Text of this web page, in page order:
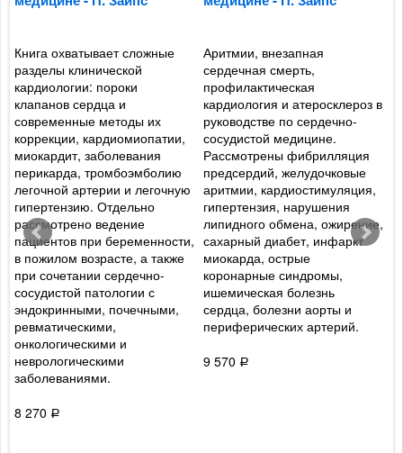
Книга охватывает сложные
разделы клинической
кардиологии: пороки
клапанов сердца и
современные методы их
коррекции, кардиомиопатии,
миокардит, заболевания
перикарда, тромбоэмболию
легочной артерии и легочную
гипертензию. Отдельно
рассмотрено ведение
пациентов при беременности,
в пожилом возрасте, а также
при сочетании сердечно-
сосудистой патологии с
эндокринными, почечными,
ревматическими,
онкологическими и
неврологическими
заболеваниями.
8 270 Р
Аритмии, внезапная
сердечная смерть,
профилактическая
кардиология и атеросклероз в
руководстве по сердечно-
сосудистой медицине.
Рассмотрены фибрилляция
предсердий, желудочковые
аритмии, кардиостимуляция,
гипертензия, нарушения
липидного обмена, ожирение,
сахарный диабет, инфаркт
миокарда, острые
коронарные синдромы,
ишемическая болезнь
сердца, болезни аорты и
периферических артерий.
9 570 Р